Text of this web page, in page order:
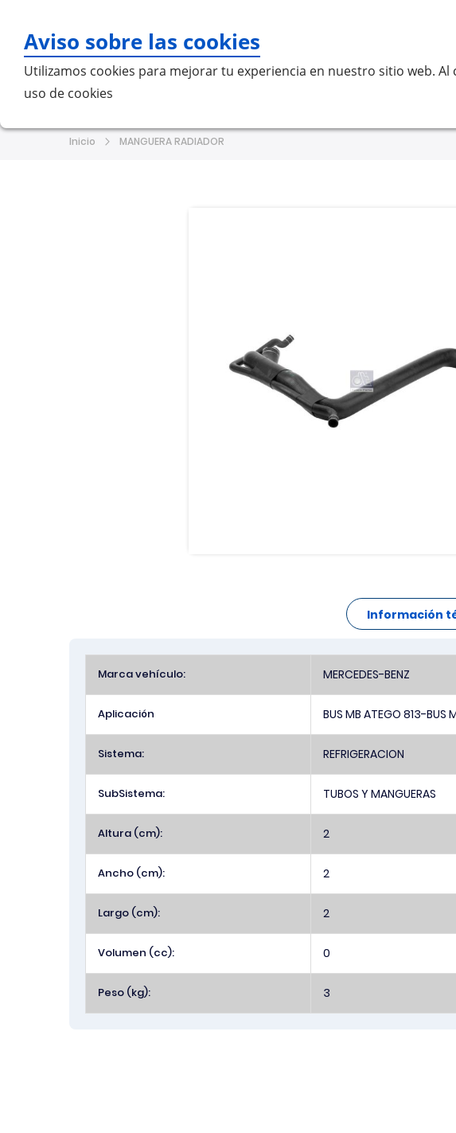
Aviso sobre las cookies
Utilizamos cookies para mejorar tu experiencia en nuestro sitio web.
uso de cookies
Buscar
Inicio MANGUERA RADIADOR
Información
Información
Marca vehículo: MERCEDES-BENZ
Aplicación BUS MB ATEGO 813-BUS
Sistema: REFRIGERACION
SubSistema: TUBOS Y MANGUERAS
Altura (cm): 2
Ancho (cm): 2
Largo (cm): 2
Volumen (cc): 0
Peso (kg): 3